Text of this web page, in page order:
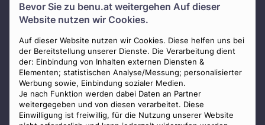
Bevor Sie zu benu.at weitergehen Auf dieser
Website nutzen wir Cookies.
Auf dieser Website nutzen wir Cookies. Diese helfen uns bei
der Bereitstellung unserer Dienste. Die Verarbeitung dient
der: Einbindung von Inhalten externen Diensten &
Elementen; statistischen Analyse/Messung; personalisierter
Werbung sowie, Einbindung sozialer Medien.
Je nach Funktion werden dabei Daten an Partner
weitergegeben und von diesen verarbeitet. Diese
Einwilligung ist freiwillig, für die Nutzung unserer Website
Über uns
Presse
AGB
Impressum
Datenschutz
Widerrufsbelehrung
Zahlungsmöglichkeiten